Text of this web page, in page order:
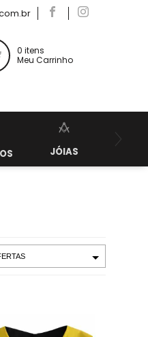
0 itens
Meu Carrinho
JÓIAS